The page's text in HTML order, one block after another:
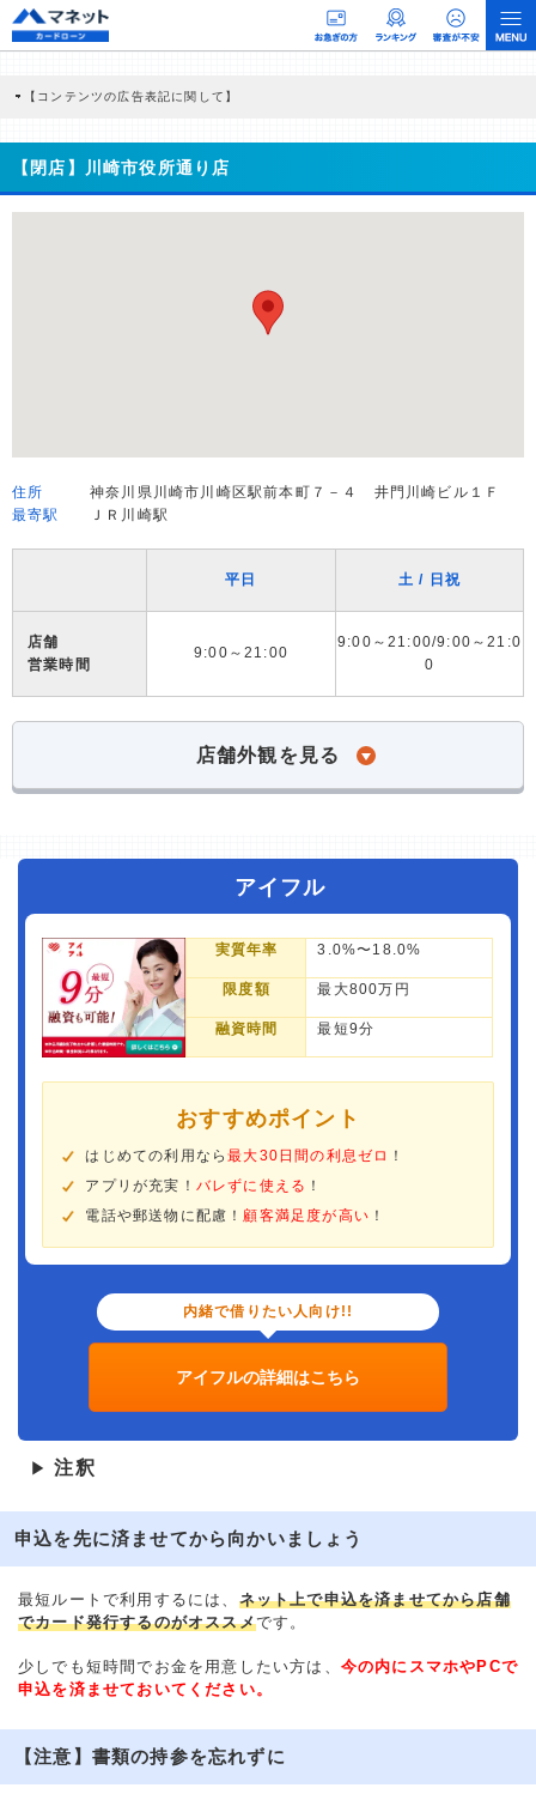
【コンテンツの広告表記に関して】
商品を根拠なくPRするものではなく、当編集部の調査／ユーザーへの口コミ収集な
どに基づき、公平性を担保した情報提供を行っています。
>提携企業一覧
【閉店】川崎市役所通り店
住所
神奈川県川崎市川崎区駅前本町７－４ 井門川崎ビル１Ｆ
最寄駅
ＪＲ川崎駅
平日 土 / 日祝
店舗
営業時間
9:00～21:00
9:00～21:00/9:00～21:0
0
店舗外観を見る
アイフル
実質年率 3.0%〜18.0%
限度額 最大800万円
融資時間 最短9分
おすすめポイント
はじめての利用なら最大30日間の利息ゼロ ！
アプリが充実！ バレずに使える ！
電話や郵送物に配慮！顧客満足度が高い ！
内緒で借りたい人向け!!
アイフルの詳細はこちら
▶ 注釈
申込を先に済ませてから向かいましょう
最短ルートで利用するには、 ネット上で申込を済ませてから店舗
でカード発行するのがオススメです。
少しでも短時間でお金を用意したい方は、 今の内にスマホやPCで
申込を済ませておいてください。
【注意】書類の持参を忘れずに